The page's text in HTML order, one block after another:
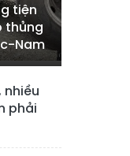
tiện
thủng
Nam
nhiều
phải